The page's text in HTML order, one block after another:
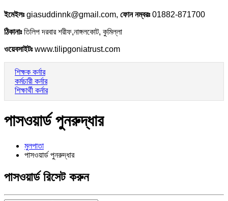
ইমেইলঃgiasuddinnk@gmail.com, ফোন নম্বরঃ01882-871700
ঠিকানাঃতিলিপ দরবার শরীফ,নাঙ্গলকোট, কুমিল্লা
ওয়েবসাইটঃwww.tilipgoniatrust.com
শিক্ষক কর্নার
কর্মচারী কর্নার
শিক্ষার্থী কর্নার
পাসওয়ার্ড পুনরুদ্ধার
মুলপাতা
পাসওয়ার্ড পুনরুদ্ধার
পাসওয়ার্ড রিসেট করুন